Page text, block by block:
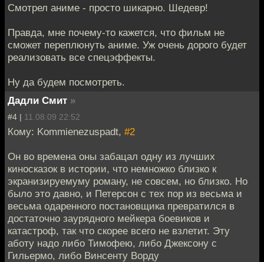
Смотрел аниме - просто шикарно. Шедевр!
Правда, мне почему-то кажется, что фильм не
сможет переплюнуть аниме. Уж очень дорого будет
реализовать все спецэффекты.
Ну да будем посмотреть.
Дадли Смит »
#4 | 11.08.09 22:52
Кому: Kommienezuspadt, #2
Он во времена оны забацал одну из лучших
киносказок в истории, что немножко близко к
экранизируемуму роману, не совсем, но близко. Но
было это давно, и Петерсон с тех пор из весьма и
весьма одаренного постановщика превратился в
достаточно заурядного мейкера боевиков и
катастроф, так что скорее всего не взлетит. Эту
аботу надо либо Тимофею, либо Джексону с
Гильермо, либо Винсенту Ворду